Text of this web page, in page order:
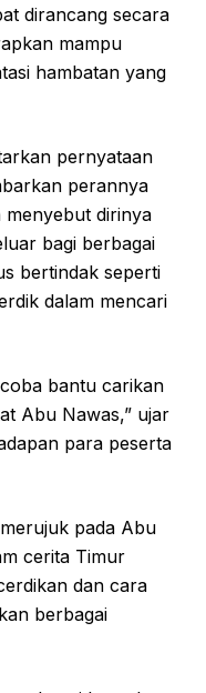
dirancang secara
mampu
hambatan yang
pernyataan
perannya
menyebut dirinya
bagi berbagai
bertindak seperti
dalam mencari
bantu carikan
Abu Nawas,” ujar
para peserta
pada Abu
cerita Timur
dan cara
berbagai